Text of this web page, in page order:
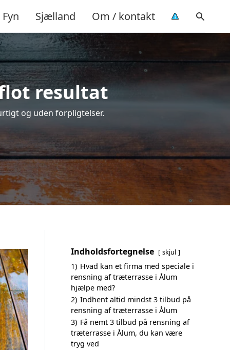
Fyn Sjælland Om / kontakt
resultat
og uden forpligtelser.
Indholdsfortegnelse skjul
1) Hvad kan et firma med speciale i
rensning af træterrasse i Ålum
hjælpe med?
2) Indhent altid mindst 3 tilbud på
rensning af træterrasse i Ålum
3) Få nemt 3 tilbud på rensning af
træterrasse i Ålum, du kan være
tryg ved